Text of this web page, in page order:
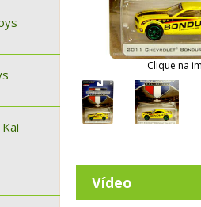
Clique na
Vídeo